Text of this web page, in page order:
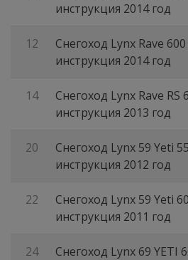
инструкция 2014 год
12
Снегоход Lynx Rave 600
инструкция 2014 год
14
Снегоход Lynx Rave RS
инструкция 2013 год
20
Снегоход Lynx 59 Yeti
инструкция 2012 год
22
Снегоход Lynx 59 Yeti
инструкция 2011 год
24
Снегоход Lynx 69 YETI